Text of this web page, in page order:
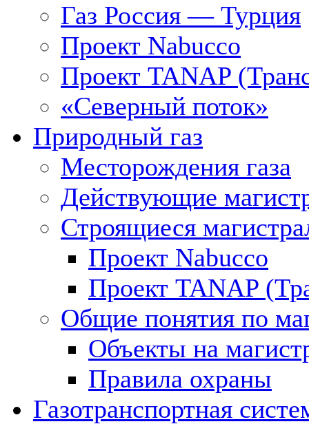
Газ Россия — Турция
Проект Nabucco
Проект TANAP
«Северный поток»
Природный газ
Месторождения газа
Действующие
Строящиеся
Проект Nabucco
Проект TANAP
Общие понятия по
Объекты на
Правила охраны
Газотранспортная